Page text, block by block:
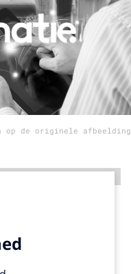
op de originele afbeelding